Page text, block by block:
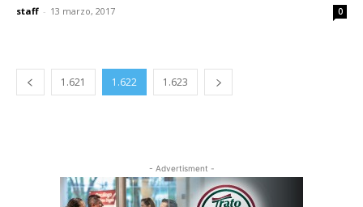
staff - 13 marzo, 2017 0
1.621 1.622 1.623
- Advertisment -